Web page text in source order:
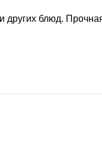
других блюд.